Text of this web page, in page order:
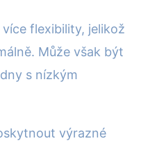
flexibility, jelikož
Může však být
s nízkým
výrazné